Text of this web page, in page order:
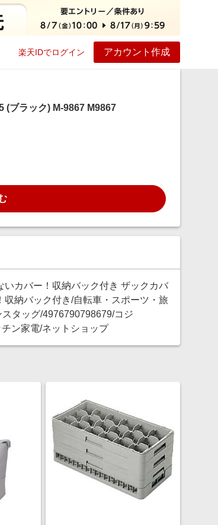
楽天IDでログイン アカウント作成
(ブラック) M-9867 M9867
カバー！収納バック付き ザックカバ
納バック付き/自転車・スポーツ・旅
タッグ/4976790798679/コジ
ン家電/ネットショップ